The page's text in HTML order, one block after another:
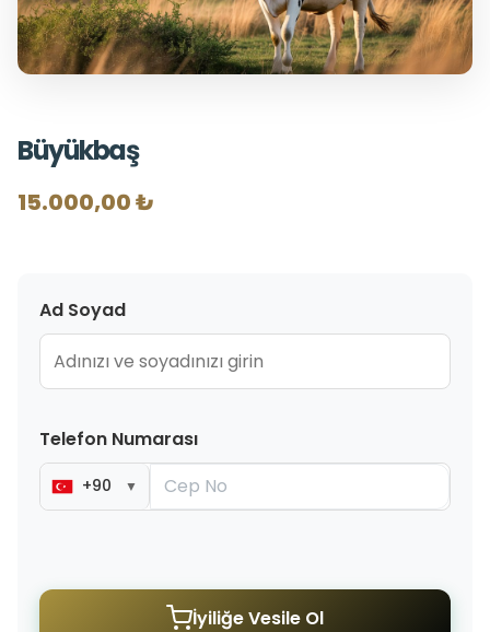
Büyükbaş
15.000,00 ₺
Ad Soyad
Telefon Numarası
+90 ▼
İyiliğe Vesile Ol